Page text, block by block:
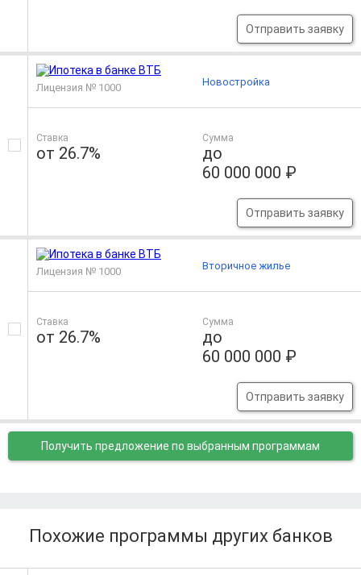
Отправить заявку
Лицензия № 1000
Ставка
от 26.7%
Сумма
до
60 000 000 ₽
Отправить заявку
Новостройка
Лицензия № 1000
Ставка
от 26.7%
Сумма
до
60 000 000 ₽
Отправить заявку
Вторичное жилье
Получить предложение по выбранным программам
Похожие программы других банков